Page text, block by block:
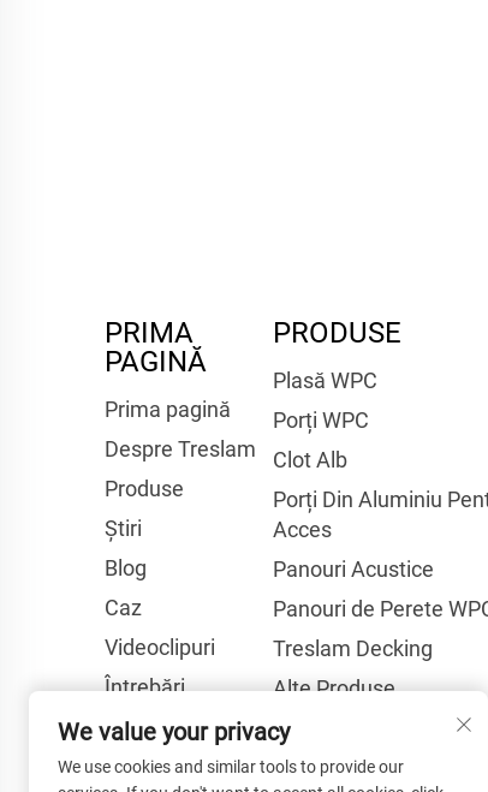
PRIMA
PAGINĂ
Prima pagină
Despre Treslam
Produse
Știri
Blog
Caz
Videoclipuri
Întrebări
Frecvente
Contactați-Ne
PRODUSE
Plasă WPC
Porți WPC
Clot Alb
Porți Din Aluminiu
Acces
Panouri Acustice
Panouri de Perete
Treslam Decking
Alte Produse
We value your privacy
We use cookies and similar tools to provide our